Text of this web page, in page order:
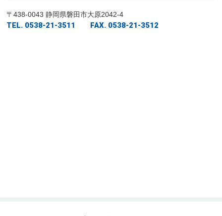
〒438-0043 静岡県磐田市大原2042-4
TEL. 0538-21-3511 FAX. 0538-21-3512